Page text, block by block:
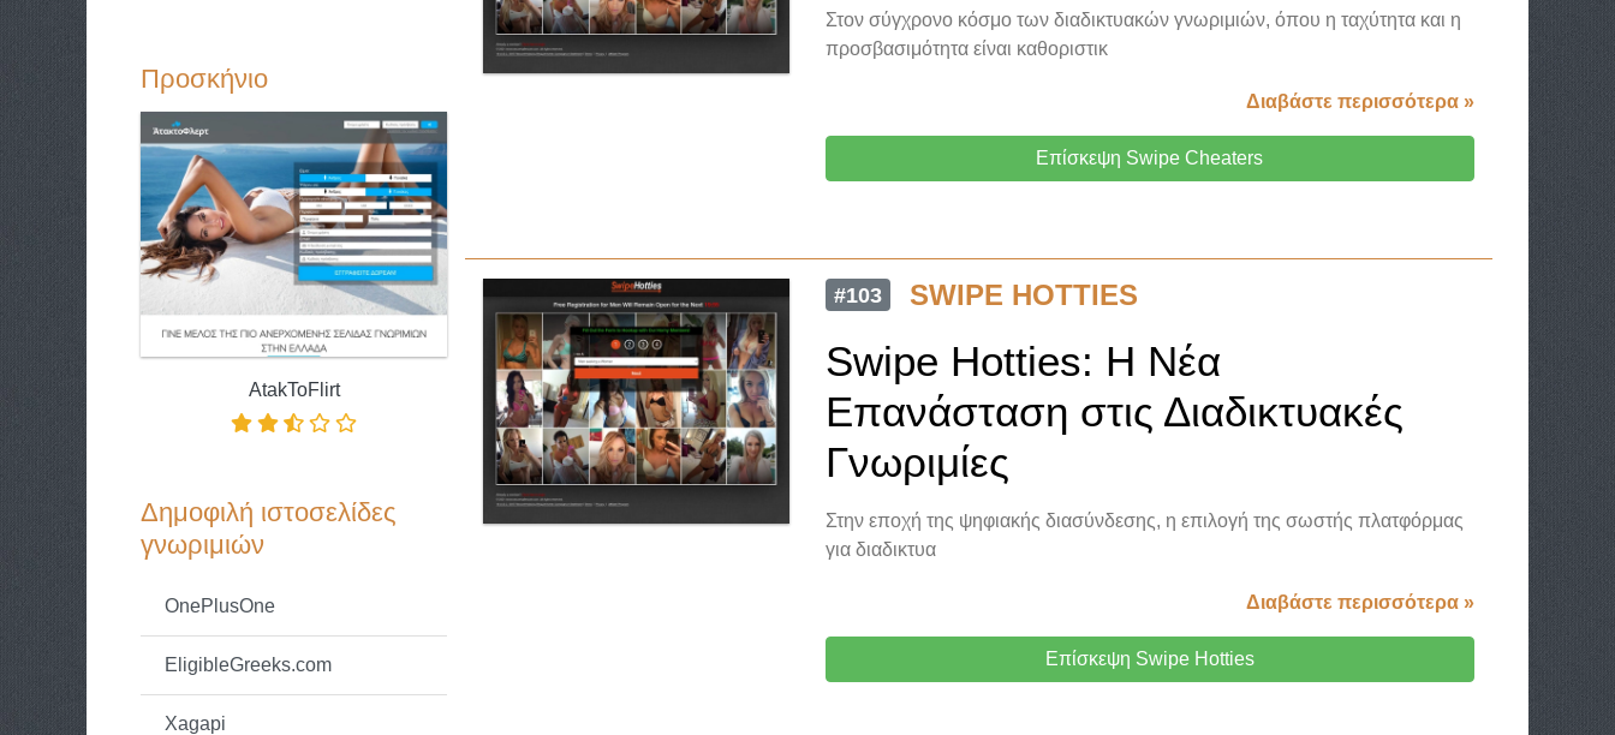
Προσκήνιο
AtakToFlirt
Δημοφιλή ιστοσελίδες
γνωριμιών
OnePlusOne
EligibleGreeks.com
Xagapi
Στον σύγχρονο κόσμο των διαδικτυακών γνωριμιών, όπου η ταχύτητα και η
προσβασιμότητα είναι καθοριστικ
Διαβάστε περισσότερα »
Επίσκεψη Swipe Cheaters
#103 SWIPE HOTTIES
Swipe Hotties: Η Νέα
Επανάσταση στις Διαδικτυακές
Γνωριμίες
Στην εποχή της ψηφιακής διασύνδεσης, η επιλογή της σωστής πλατφόρμας
για διαδικτυα
Διαβάστε περισσότερα »
Επίσκεψη Swipe Hotties